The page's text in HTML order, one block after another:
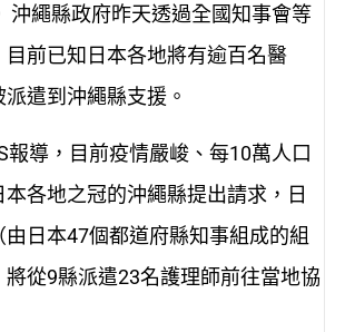
沖繩縣政府昨天透過全國知事會等
目前已知日本各地將有逾百名醫
遣到沖繩縣支援。
報導，目前疫情嚴峻、每10萬人口
各地之冠的沖繩縣提出請求，日
日本47個都道府縣知事組成的組
從9縣派遣23名護理師前往當地協